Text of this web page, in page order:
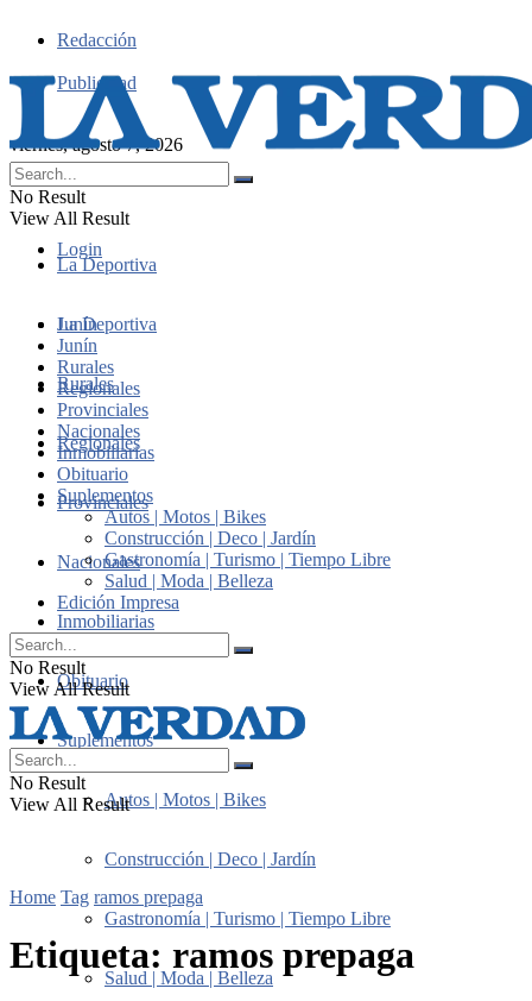
Redacción
Publicidad
viernes, agosto 7, 2026
Login
No Result
View All Result
La Deportiva
Junín
Rurales
Regionales
Provinciales
Nacionales
Inmobiliarias
Obituario
Suplementos
Autos | Motos | Bikes
Construcción | Deco | Jardín
Gastronomía | Turismo | Tiempo Libre
Salud | Moda | Belleza
La Deportiva
Junín
Rurales
Regionales
Provinciales
Nacionales
Inmobiliarias
Obituario
Suplementos
Autos | Motos | Bikes
Construcción | Deco | Jardín
Gastronomía | Turismo | Tiempo Libre
Salud | Moda | Belleza
Edición Impresa
No Result
View All Result
No Result
View All Result
Home Tag ramos prepaga
Etiqueta: ramos prepaga